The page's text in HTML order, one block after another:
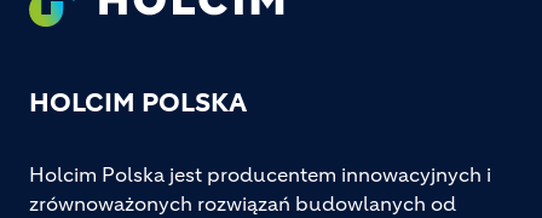
HOLCIM POLSKA
Holcim Polska jest producentem innowacyjnych i
zrównoważonych rozwiązań budowlanych od